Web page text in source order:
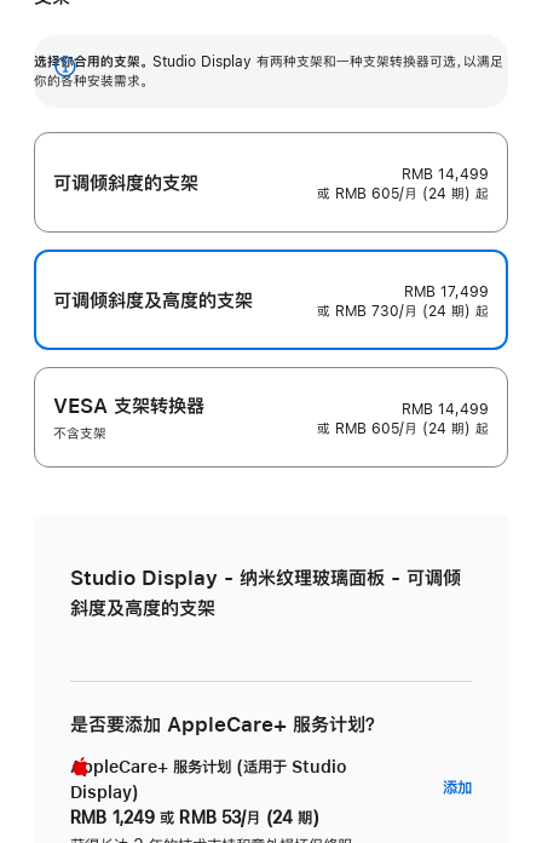
选择你合用的支架。 Studio Display 有两种支架和一种支架转换器可选，以满足
你的各种安装需求。
展
可调倾斜度的支架
RMB 14,499
或 RMB 605/月 (24 期) 起
可调倾斜度及高‍度的支‍架
RMB 17,499
或 RMB 730/月 (24 期) 起
VESA 支架转换器
不含支架
RMB 14,499
或 RMB 605/月 (24 期) 起
Studio Display - 纳米纹理玻璃面板 - 可调倾
斜度及高度的支架
是否要添加 AppleCare+ 服务计划？
AppleCare+ 服务计划 (适用于 Studio
Display)
RMB 1,249 或 RMB 53/月 (24 期)
添加